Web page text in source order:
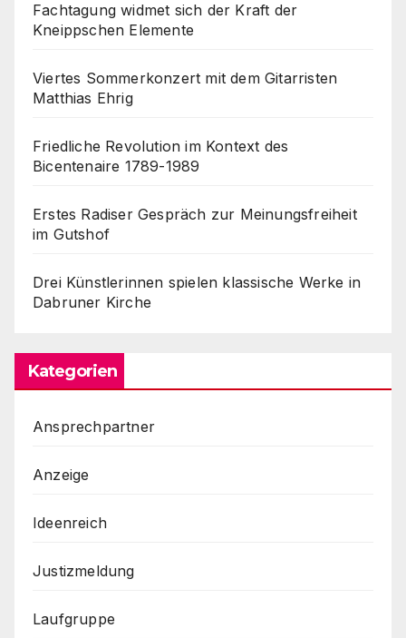
Fachtagung widmet sich der Kraft der
Kneippschen Elemente
Viertes Sommerkonzert mit dem Gitarristen
Matthias Ehrig
Friedliche Revolution im Kontext des
Bicentenaire 1789-1989
Erstes Radiser Gespräch zur Meinungsfreiheit
im Gutshof
Drei Künstlerinnen spielen klassische Werke in
Dabruner Kirche
Kategorien
Ansprechpartner
Anzeige
Ideenreich
Justizmeldung
Laufgruppe